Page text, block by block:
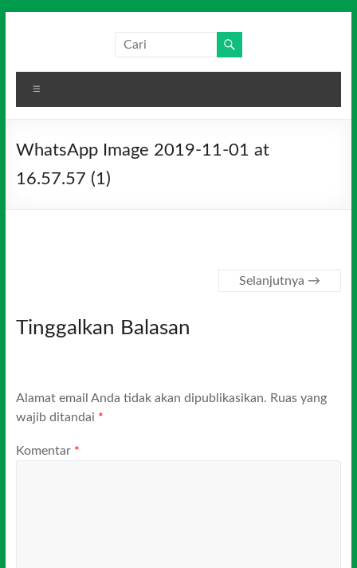
Media
Indonesia
WhatsApp Image 2019-11-01 at
16.57.57 (1)
Selanjutnya →
Tinggalkan Balasan
Alamat email Anda tidak akan dipublikasikan. Ruas yang
wajib ditandai *
Komentar *